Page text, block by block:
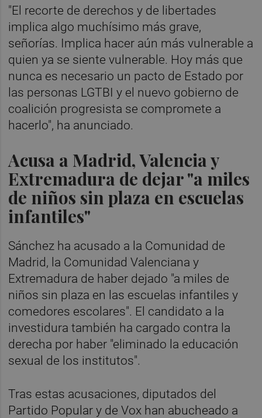
"El recorte de derechos y de libertades
implica algo muchísimo más grave,
señorías. Implica hacer aún más vulnerable a
quien ya se siente vulnerable. Hoy más que
nunca es necesario un pacto de Estado por
las personas LGTBI y el nuevo gobierno de
coalición progresista se compromete a
hacerlo", ha anunciado.
Acusa a Madrid, Valencia y
Extremadura de dejar "a miles
de niños sin plaza en escuelas
infantiles"
Sánchez ha acusado a la Comunidad de
Madrid, la Comunidad Valenciana y
Extremadura de haber dejado "a miles de
niños sin plaza en las escuelas infantiles y
comedores escolares". El candidato a la
investidura también ha cargado contra la
derecha por haber "eliminado la educación
sexual de los institutos".
Tras estas acusaciones, diputados del
Partido Popular y de Vox han abucheado a